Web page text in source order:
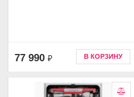
77 990 ₽ В КОРЗИНУ